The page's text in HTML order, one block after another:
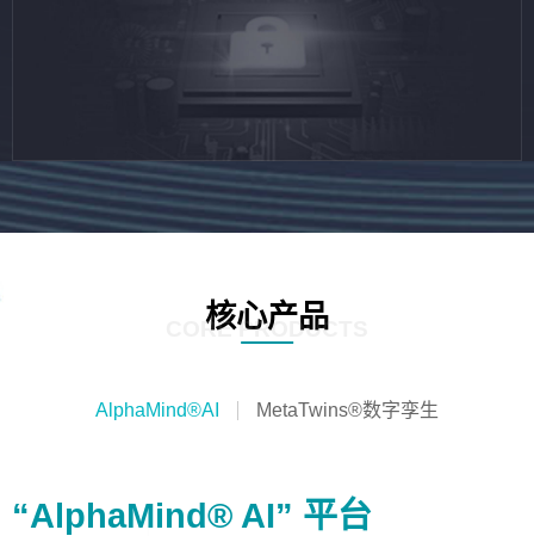
核心产品
CORE PRODUCTS
AlphaMind®AI MetaTwins®数字孪生
“AlphaMind® AI” 平台